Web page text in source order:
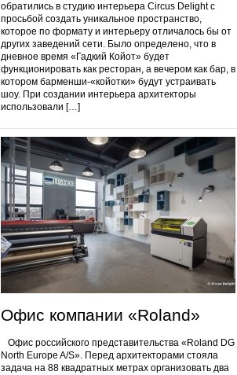
обратились в студию интерьера Circus Delight с
просьбой создать уникальное пространство,
которое по формату и интерьеру отличалось бы от
других заведений сети. Было определено, что в
дневное время «Гадкий Койот» будет
функционировать как ресторан, а вечером как бар, в
котором барменши-«койотки» будут устраивать
шоу. При создании интерьера архитекторы
использовали […]
Офис компании «Roland»
Офис российского представительства «Roland DG
North Europe A/S». Перед архитекторами стояла
задача на 88 квадратных метрах организовать два